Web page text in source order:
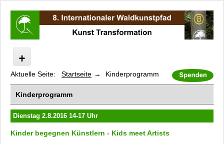
Internationaler Waldkunstpfad
Programm
Künstler
431art: Interfere now
Aktuelle Seite: Startseite Kinderprogramm
Kinderprogramm
Dienstag 2.8.2016 14-17 Uhr
Kinder begegnen Künstlern - Kids meet Artists